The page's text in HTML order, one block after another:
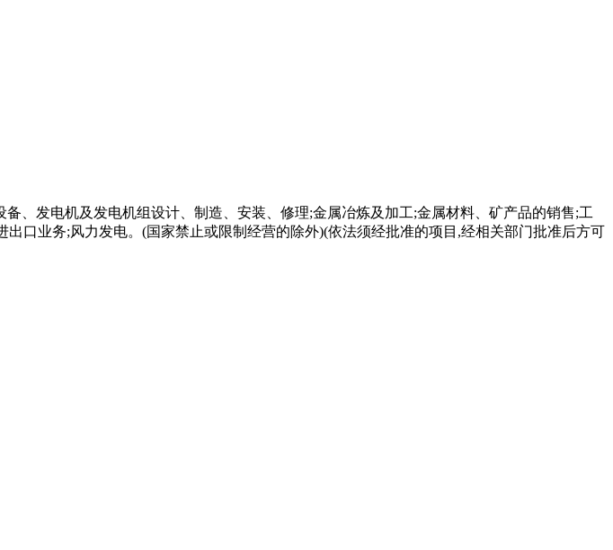
、发电机及发电机组设计、制造、安装、修理;金属冶炼及加工;金属材料、矿产品的销售;工
口业务;风力发电。(国家禁止或限制经营的除外)(依法须经批准的项目,经相关部门批准后方可